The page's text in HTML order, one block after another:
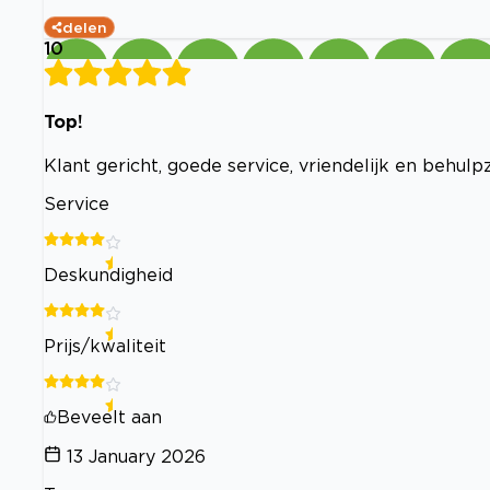
delen
10
Top!
Klant gericht, goede service, vriendelijk en
Service
Deskundigheid
Prijs/kwaliteit
Beveelt aan
13 January 2026